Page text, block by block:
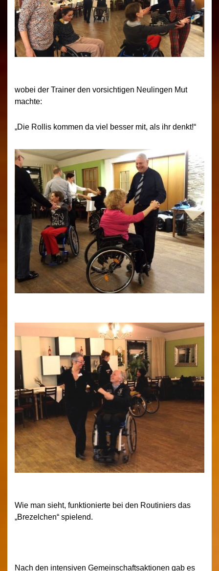
wobei der Trainer den vorsichtigen Neulingen Mut
machte:
„Die Rollis kommen da viel besser mit, als ihr denkt!“
Wie man sieht, funktionierte bei den Routiniers das
„Brezelchen“ spielend.
Nach den intensiven Gemeinschaftsaktionen gab es